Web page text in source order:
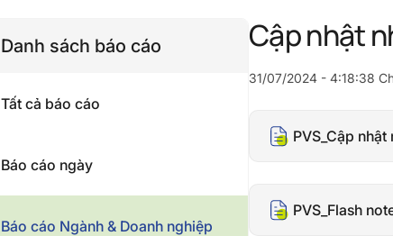
Danh sách báo cáo
Tất cả báo cáo
Báo cáo ngày
Báo cáo Ngành & Doanh nghiệp
Cập nhật
31/07/2024 - 4:18:38
PVS_Cập
PVS_Flash